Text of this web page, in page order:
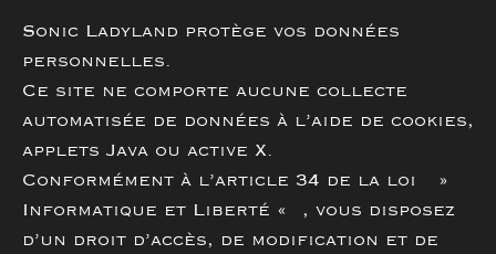
Sonic Ladyland protège vos données
personnelles.
Ce site ne comporte aucune collecte
automatisée de données à l’aide de cookies,
applets Java ou active X.
Conformément à l’article 34 de la loi »
Informatique et Liberté « , vous disposez
d’un droit d’accès, de modification et de